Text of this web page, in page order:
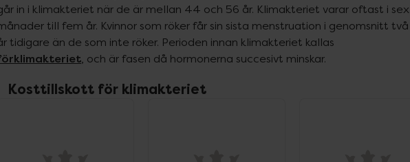
in i klimakteriet när de är mellan 44 och 56 år. Klimakteriet varar oftast i sex
till fem år. Kvinnor som röker får sin sista menstruation i genomsnitt två
, och är fasen då hormonerna succesivt minskar.
Kosttillskott för klimakteriet